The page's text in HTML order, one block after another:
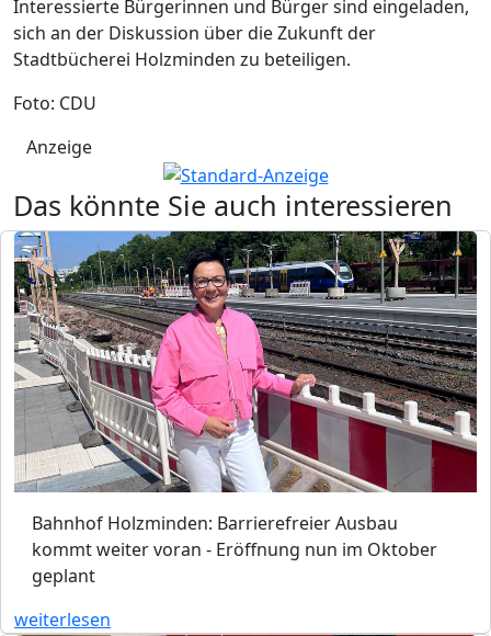
Interessierte Bürgerinnen und Bürger sind eingeladen,
sich an der Diskussion über die Zukunft der
Stadtbücherei Holzminden zu beteiligen.
Foto: CDU
Anzeige
Das könnte Sie auch interessieren
Bahnhof Holzminden: Barrierefreier Ausbau
kommt weiter voran - Eröffnung nun im Oktober
geplant
weiterlesen